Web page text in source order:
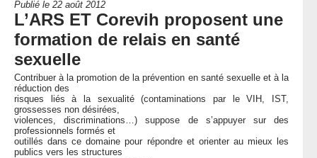
À PROPOS DU REAAP
1ÈRE VISITE
AGENDA
SITES INTERNET
NUMÉROS VERTS
MENTIONS LÉGALES
CONTACT
DOCUMENTS
FORMATIONS
Publié le 22 août 2012
L’ARS ET Corevih proposent une
formation de relais en santé
sexuelle
Contribuer à la promotion de la prévention en santé sexuelle et à la
réduction des
risques liés à la sexualité (contaminations par le VIH, IST,
grossesses non désirées,
violences, discriminations…) suppose de s’appuyer sur des
professionnels formés et
outillés dans ce domaine pour répondre et orienter au mieux les
publics vers les structures